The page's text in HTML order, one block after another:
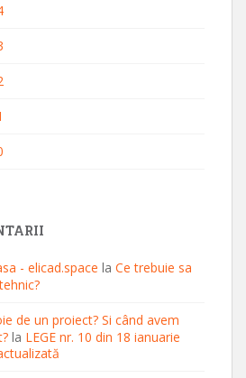
- elicad.space la Ce trebuie sa
de un proiect? Si când avem
la LEGE nr. 10 din 18 ianuarie